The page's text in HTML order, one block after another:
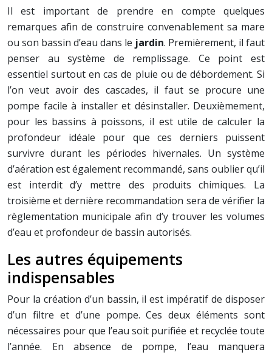
Il est important de prendre en compte quelques
remarques afin de construire convenablement sa mare
ou son bassin d’eau dans le jardin. Premièrement, il faut
penser au système de remplissage. Ce point est
essentiel surtout en cas de pluie ou de débordement. Si
l’on veut avoir des cascades, il faut se procure une
pompe facile à installer et désinstaller. Deuxièmement,
pour les bassins à poissons, il est utile de calculer la
profondeur idéale pour que ces derniers puissent
survivre durant les périodes hivernales. Un système
d’aération est également recommandé, sans oublier qu’il
est interdit d’y mettre des produits chimiques. La
troisième et dernière recommandation sera de vérifier la
règlementation municipale afin d’y trouver les volumes
d’eau et profondeur de bassin autorisés.
Les autres équipements
indispensables
Pour la création d’un bassin, il est impératif de disposer
d’un filtre et d’une pompe. Ces deux éléments sont
nécessaires pour que l’eau soit purifiée et recyclée toute
l’année. En absence de pompe, l’eau manquera